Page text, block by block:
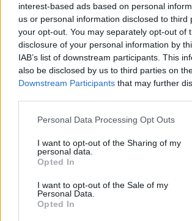
interest-based ads based on personal
us or personal information disclosed to third
your opt-out. You may separately opt-out of
disclosure of your personal information by
IAB’s list of downstream participants. This
also be disclosed by us to third parties on
Downstream Participants that may further
Please note that this website/app uses one
not limited to your visit or usage behaviour.
grant or deny consent to Google and its
use your data for below specified purposes
consent section.
Personal Data Processing Opt Outs
I want to opt-out of the Sharing of my
personal data.
Opted In
I want to opt-out of the Sale of my
Personal Data.
Opted In
Híradó - Szerda
Kompánia• 2011. október 14.
2011. október 12. szerda,
Harmadik nap
Az alsó tagozatosok már délelőtt
ismerkedést Mezei Máriával. A
Híradó - Hétfő
Kompánia 2011. október 12.
2011. október 10. hétfő